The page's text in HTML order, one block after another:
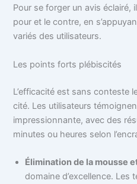
Pour se forger un avis éclairé,
pour et le contre, en
variés des utilisateurs.
Les points forts plébiscités
L’efficacité est sans conteste
cité. Les utilisateurs
impressionnante, avec des
minutes ou heures selon
Élimination de la mousse
domaine d’excellence. Les